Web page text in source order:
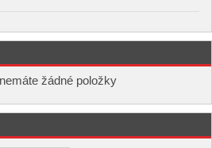
žádné položky